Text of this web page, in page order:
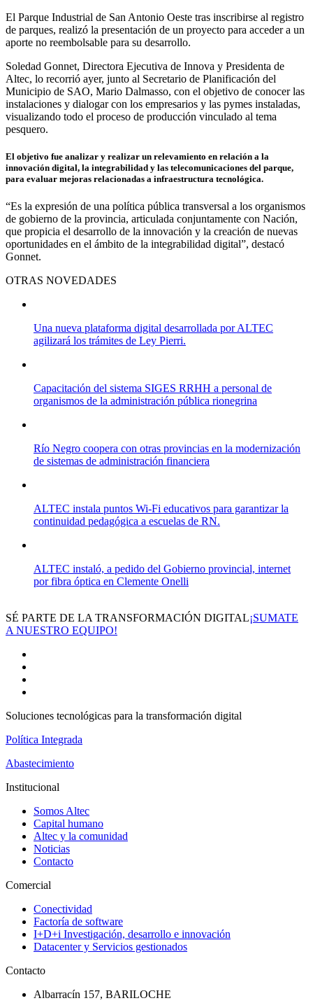
El Parque Industrial de San Antonio Oeste tras inscribirse al registro
de parques, realizó la presentación de un proyecto para acceder a un
aporte no reembolsable para su desarrollo.
Soledad Gonnet, Directora Ejecutiva de Innova y Presidenta de
Altec, lo recorrió ayer, junto al Secretario de Planificación del
Municipio de SAO, Mario Dalmasso, con el objetivo de conocer las
instalaciones y dialogar con los empresarios y las pymes instaladas,
visualizando todo el proceso de producción vinculado al tema
pesquero.
El objetivo fue analizar y realizar un relevamiento en relación a la
innovación digital, la integrabilidad y las telecomunicaciones del parque,
para evaluar mejoras relacionadas a infraestructura tecnológica.
“Es la expresión de una política pública transversal a los organismos
de gobierno de la provincia, articulada conjuntamente con Nación,
que propicia el desarrollo de la innovación y la creación de nuevas
oportunidades en el ámbito de la integrabilidad digital”, destacó
Gonnet.
OTRAS NOVEDADES
Una nueva plataforma digital desarrollada por ALTEC
agilizará los trámites de Ley Pierri.
Capacitación del sistema SIGES RRHH a personal de
organismos de la administración pública rionegrina
Río Negro coopera con otras provincias en la modernización
de sistemas de administración financiera
ALTEC instala puntos Wi-Fi educativos para garantizar la
continuidad pedagógica a escuelas de RN.
ALTEC instaló, a pedido del Gobierno provincial, internet
por fibra óptica en Clemente Onelli
SÉ PARTE DE LA TRANSFORMACIÓN DIGITAL¡SUMATE
A NUESTRO EQUIPO!
Soluciones tecnológicas para la transformación digital
Política Integrada
Abastecimiento
Institucional
Somos Altec
Capital humano
Altec y la comunidad
Noticias
Contacto
Comercial
Conectividad
Factoría de software
I+D+i Investigación, desarrollo e innovación
Datacenter y Servicios gestionados
Contacto
Albarracín 157, BARILOCHE